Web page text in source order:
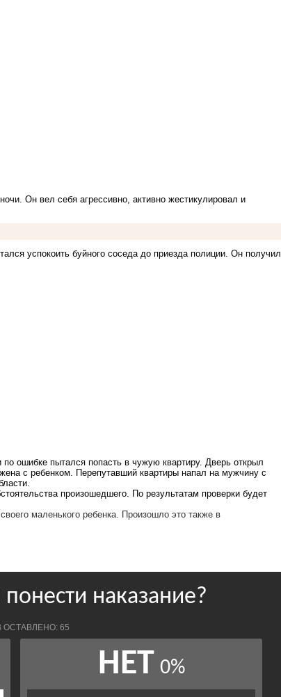
Он вел себя агрессивно, активно жестикулировал и
успокоить буйного соседа до приезда полиции. Он получил
ошибке пытался попасть в чужую квартиру. Дверь открыл
с ребенком. Перепутавший квартиры напал на мужчину с
произошедшего. По результатам проверки будет
маленького ребенка. Произошло это также в